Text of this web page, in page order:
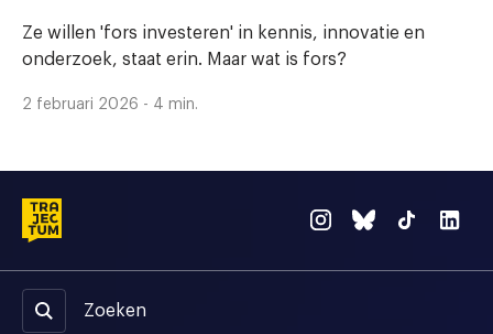
Ze willen 'fors investeren' in kennis, innovatie en
onderzoek, staat erin. Maar wat is fors?
2 februari 2026 - 4 min.
Zoeken